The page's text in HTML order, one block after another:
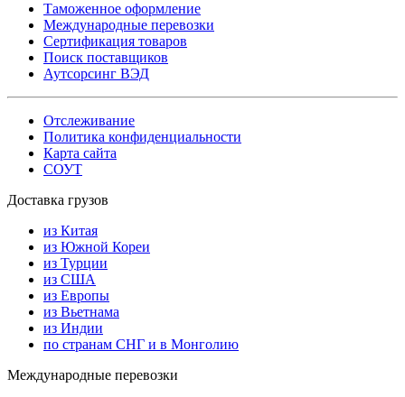
Таможенное оформление
Международные перевозки
Сертификация товаров
Поиск поставщиков
Аутсорсинг ВЭД
Отслеживание
Политика конфиденциальности
Карта сайта
СОУТ
Доставка грузов
из Китая
из Южной Кореи
из Турции
из США
из Европы
из Вьетнама
из Индии
по странам СНГ и в Монголию
Международные перевозки